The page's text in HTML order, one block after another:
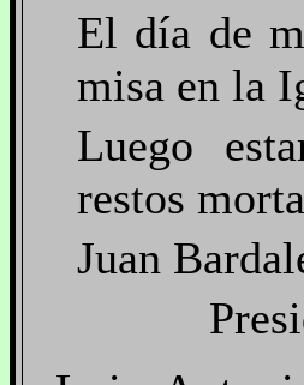
El día de
misa en la
Luego
restos
Juan